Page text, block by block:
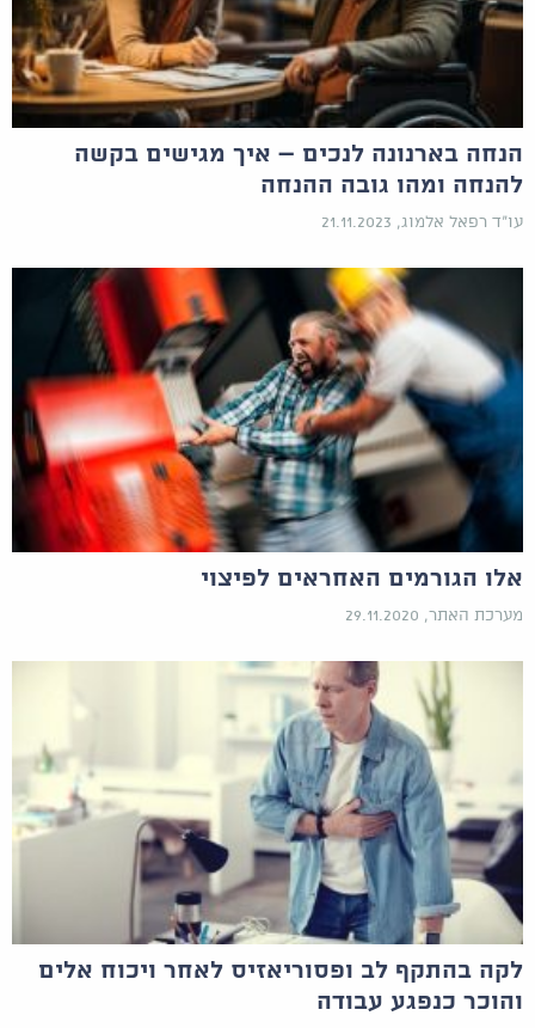
הנחה בארנונה לנכים – איך מגישים בקשה
להנחה ומהו גובה ההנחה
עו"ד רפאל אלמוג, 21.11.2023
אלו הגורמים האחראים לפיצוי
מערכת האתר, 29.11.2020
לקה בהתקף לב ופסוריאזיס לאחר ויכוח אלים
והוכר כנפגע עבודה